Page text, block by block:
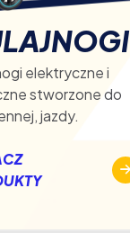
elektryczne i
stworzone do
jazdy.